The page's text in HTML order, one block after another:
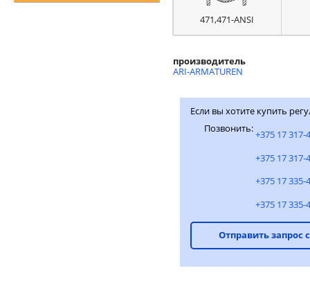
471,471-ANSI
производитель
ARI-ARMATUREN
Если вы хотите купить
Позвонить:
+375 17 317-
+375 17 317-
+375 17 335-
+375 17 335-
Отправить запрос